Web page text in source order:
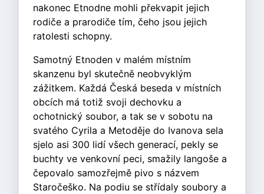
nakonec Etnodne mohli překvapit jejich
rodiče a prarodiče tím, čeho jsou jejich
ratolesti schopny.
Samotný Etnoden v malém místním
skanzenu byl skutečně neobvyklým
zážitkem. Každá Česká beseda v místních
obcích má totiž svoji dechovku a
ochotnický soubor, a tak se v sobotu na
svatého Cyrila a Metoděje do Ivanova sela
sjelo asi 300 lidí všech generací, pekly se
buchty ve venkovní peci, smažily langoše a
čepovalo samozřejmě pivo s názvem
Staročeško. Na podiu se střídaly soubory a